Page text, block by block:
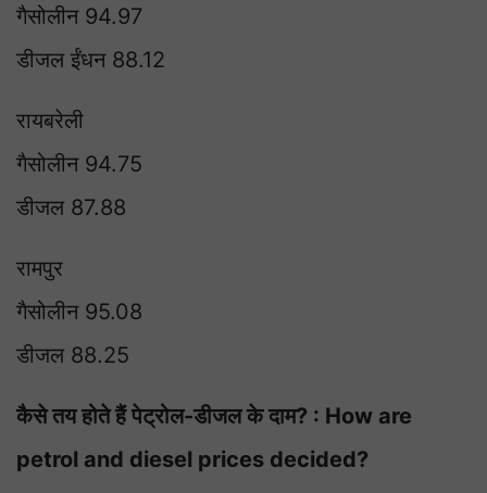
गैसोलीन 94.97
डीजल ईंधन 88.12
रायबरेली
गैसोलीन 94.75
डीजल 87.88
रामपुर
गैसोलीन 95.08
डीजल 88.25
कैसे तय होते हैं पेट्रोल-डीजल के दाम? : How are
petrol and diesel prices decided?